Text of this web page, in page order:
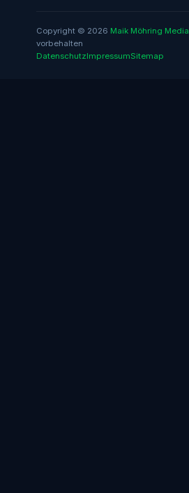
Copyright © 2026 Maik Möhring Media
vorbehalten
DatenschutzImpressumSitemap